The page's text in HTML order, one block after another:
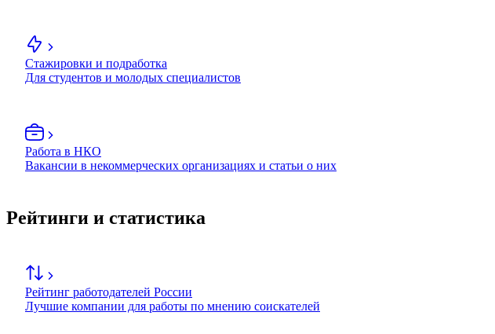
Стажировки и подработка
Для студентов и молодых специалистов
Работа в НКО
Вакансии в некоммерческих организациях и статьи о них
Рейтинги и статистика
Рейтинг работодателей России
Лучшие компании для работы по мнению соискателей